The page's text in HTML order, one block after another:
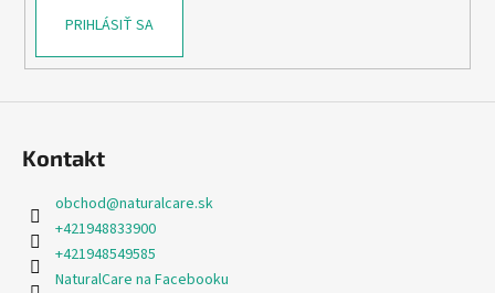
PRIHLÁSIŤ SA
Kontakt
obchod@naturalcare.sk
+421948833900
+421948549585
NaturalCare na Facebooku